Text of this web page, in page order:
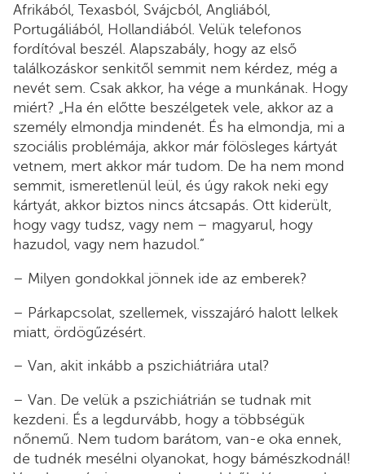
Afrikából, Texasból, Svájcból, Angliából,
Portugáliából, Hollandiából. Velük telefonos
fordítóval beszél. Alapszabály, hogy az első
találkozáskor senkitől semmit nem kérdez, még a
nevét sem. Csak akkor, ha vége a munkának. Hogy
miért? „Ha én előtte beszélgetek vele, akkor az a
személy elmondja mindenét. És ha elmondja, mi a
szociális problémája, akkor már fölösleges kártyát
vetnem, mert akkor már tudom. De ha nem mond
semmit, ismeretlenül leül, és úgy rakok neki egy
kártyát, akkor biztos nincs átcsapás. Ott kiderült,
hogy vagy tudsz, vagy nem – magyarul, hogy
hazudol, vagy nem hazudol.”
– Milyen gondokkal jönnek ide az emberek?
– Párkapcsolat, szellemek, visszajáró halott lelkek
miatt, ördögűzésért.
– Van, akit inkább a pszichiátriára utal?
– Van. De velük a pszichiátrián se tudnak mit
kezdeni. És a legdurvább, hogy a többségük
nőnemű. Nem tudom barátom, van-e oka ennek,
de tudnék mesélni olyanokat, hogy bámészkodnál!